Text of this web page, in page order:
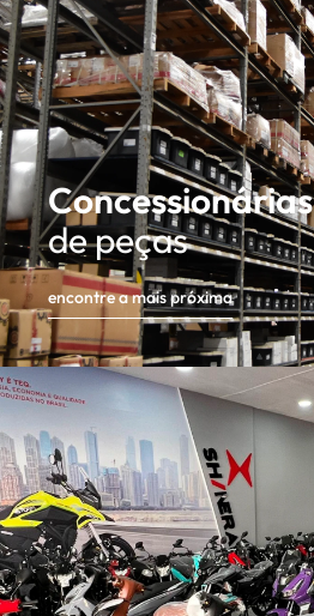
Concessionárias
de peças
encontre a mais próxima